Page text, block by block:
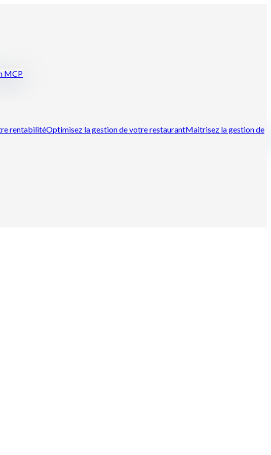
MCP
rentabilitéOptimisez la gestion de votre restaurantMaitrisez la gestion de